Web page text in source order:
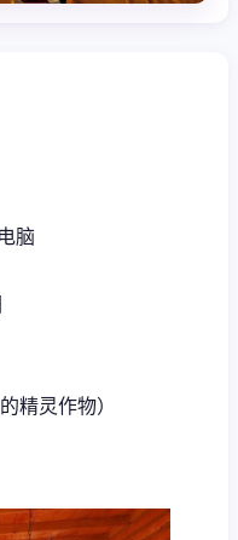
脑
精灵作物）